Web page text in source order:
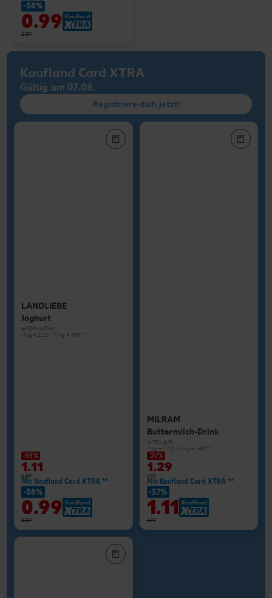
-58%
0.99
2.39
Kaufland Card XTRA
Gültig am 07.08.
Registriere dich jetzt!
LANDLIEBE
Joghurt
je 500-g-Glas
(1 kg = 2.22) / (1 kg = 1.98)**
-53%
1.11
2.39
Mit Kaufland Card XTRA **
-58%
0.99
2.39
MILRAM
Buttermilch-Drink
je 750-g-Fl.
(1 kg = 1.72) / (1 kg = 1.48)**
-27%
1.29
1.79
Mit Kaufland Card XTRA **
-37%
1.11
1.79